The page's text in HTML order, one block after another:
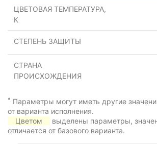
ЦВЕТОВАЯ ТЕМПЕРАТУРА,
К
СТЕПЕНЬ ЗАЩИТЫ
СТРАНА
ПРОИСХОЖДЕНИЯ
* Параметры могут иметь другие
от варианта исполнения.
Цветом
выделены параметры,
отличается от базового варианта.